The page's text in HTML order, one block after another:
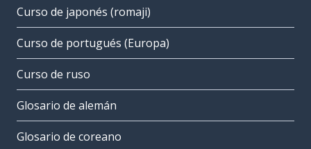
Curso de japonés (romaji)
Curso de portugués (Europa)
Curso de ruso
Glosario de alemán
Glosario de coreano